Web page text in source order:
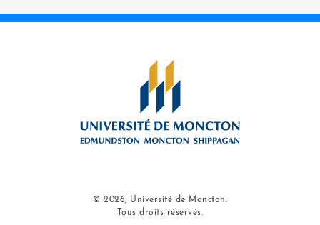
© 2026, Université de Moncton.
Tous droits réservés.